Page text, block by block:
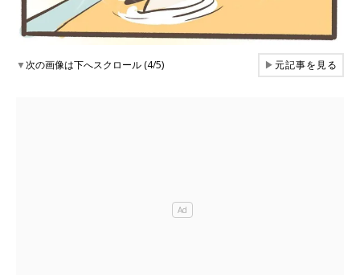
▼次の画像は下へスクロール (4/5) ▶元記事を見る